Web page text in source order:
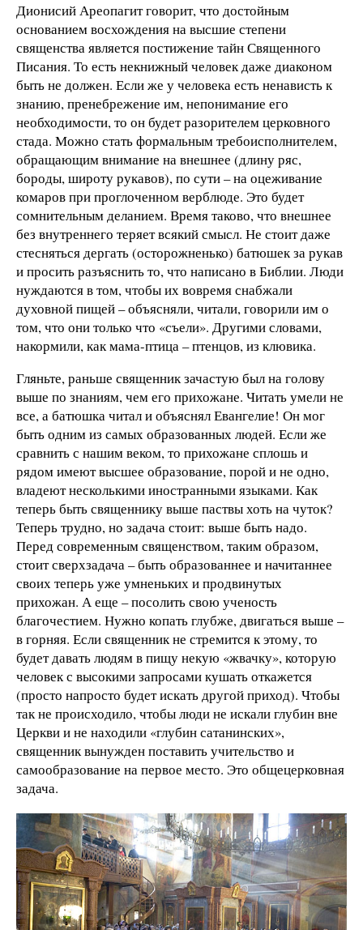
Дионисий Ареопагит говорит, что достойным
основанием восхождения на высшие степени
священства является постижение тайн Священного
Писания. То есть некнижный человек даже диаконом
быть не должен. Если же у человека есть ненависть к
знанию, пренебрежение им, непонимание его
необходимости, то он будет разорителем церковного
стада. Можно стать формальным требоисполнителем,
обращающим внимание на внешнее (длину ряс,
бороды, широту рукавов), по сути – на оцеживание
комаров при проглоченном верблюде. Это будет
сомнительным деланием. Время таково, что внешнее
без внутреннего теряет всякий смысл. Не стоит даже
стесняться дергать (осторожненько) батюшек за рукав
и просить разъяснить то, что написано в Библии. Люди
нуждаются в том, чтобы их вовремя снабжали
духовной пищей – объясняли, читали, говорили им о
том, что они только что «съели». Другими словами,
накормили, как мама-птица – птенцов, из клювика.
Гляньте, раньше священник зачастую был на голову
выше по знаниям, чем его прихожане. Читать умели не
все, а батюшка читал и объяснял Евангелие! Он мог
быть одним из самых образованных людей. Если же
сравнить с нашим веком, то прихожане сплошь и
рядом имеют высшее образование, порой и не одно,
владеют несколькими иностранными языками. Как
теперь быть священнику выше паствы хоть на чуток?
Теперь трудно, но задача стоит: выше быть надо.
Перед современным священством, таким образом,
стоит сверхзадача – быть образованнее и начитаннее
своих теперь уже умненьких и продвинутых
прихожан. А еще – посолить свою ученость
благочестием. Нужно копать глубже, двигаться выше –
в горняя. Если священник не стремится к этому, то
будет давать людям в пищу некую «жвачку», которую
человек с высокими запросами кушать откажется
(просто напросто будет искать другой приход). Чтобы
так не происходило, чтобы люди не искали глубин вне
Церкви и не находили «глубин сатанинских»,
священник вынужден поставить учительство и
самообразование на первое место. Это общецерковная
задача.